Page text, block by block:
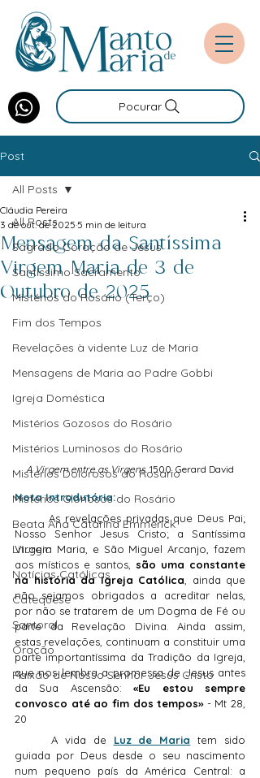
Pocurar
Post
All Posts
Sagrado Coração de Jesus
Santíssimo Sacramento
Mistérios do Rosário (Terço)
Fim dos Tempos
Revelações à vidente Luz de Maria
Mensagens de Maria ao Padre Gobbi
Igreja Doméstica
Mistérios Gozosos do Rosário
Mistérios Luminosos do Rosário
Mistérios Dolorosos do Rosário
Mistérios Gloriosos do Rosário
Beata Ana Catarina Emmerick
Liturgia
Notícias Católicas
Catequese
Santoral
Oração
Paixão de Nosso Senhor Jesus Cristo
All Posts
Mensagem da Santíssima
Virgem Maria de 3 de
Outubro de 2025
Cláudia Pereira
3 de out. de 2025 5 min de leitura
A Virgem entre as Virgens. 1500. Gerard David
Nota Introdutória:
	As revelações privadas que Deus Pai;
Nosso Senhor Jesus Cristo; a Santíssima
Virgem Maria, e São Miguel Arcanjo, fazem
aos místicos e santos, são uma constante
na história da Igreja Católica , ainda que
não sejamos obrigados a acreditar nelas,
por não se tratarem de um Dogma de Fé ou
parte da Revelação Divina. Ainda assim,
estas revelações, continuam a constituir uma
parte importantíssima da Tradição da Igreja,
que nos lembra a promessa de Jesus antes
da Sua Ascensão: «Eu estou sempre
convosco até ao fim dos tempos» - Mt 28,
20
	A vida de
Luz de Maria tem sido
guiada por Deus desde o seu nascimento
num pequeno país da América Central: a